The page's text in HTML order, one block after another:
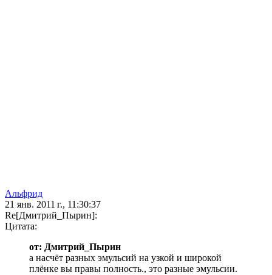
Альфрид
21 янв. 2011 г., 11:30:37
Re[Дмитрий_Пырин]:
Цитата:
от: Дмитрий_Пырин
а насчёт разных эмульсий на узкой и широкой
плёнке вы правы полность., это разные эмульсии.